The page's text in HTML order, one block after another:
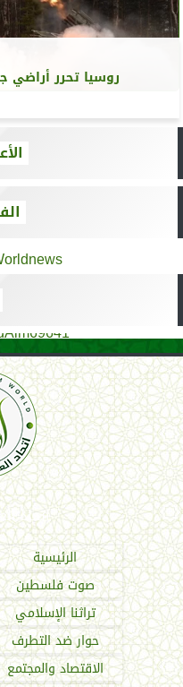
روسيا تحرر أراضي
اتحاد
الرئيسية
صوت فلسطين
تراثنا الإسلامي
حوار ضد التطرف
الاقتصاد والمجتمع